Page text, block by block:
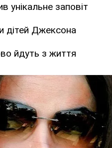
заповіт
дітей Джексона
йдуть з життя